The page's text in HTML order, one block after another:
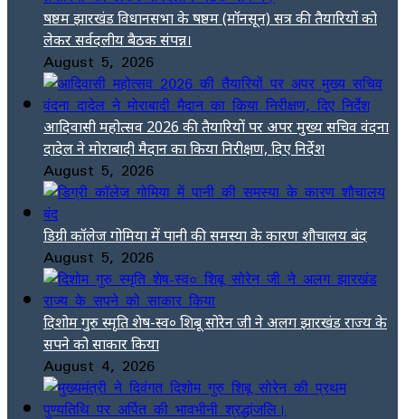
षष्ठम झारखंड विधानसभा के षष्ठम (मॉनसून) सत्र की तैयारियों को
लेकर सर्वदलीय बैठक संपन्न।
August 5, 2026
आदिवासी महोत्सव 2026 की तैयारियों पर अपर मुख्य सचिव वंदना
दादेल ने मोराबादी मैदान का किया निरीक्षण, दिए निर्देश
August 5, 2026
डिग्री कॉलेज गोमिया में पानी की समस्या के कारण शौचालय बंद
August 5, 2026
दिशोम गुरु स्मृति शेष-स्व० शिबू सोरेन जी ने अलग झारखंड राज्य के
सपने को साकार किया
August 4, 2026